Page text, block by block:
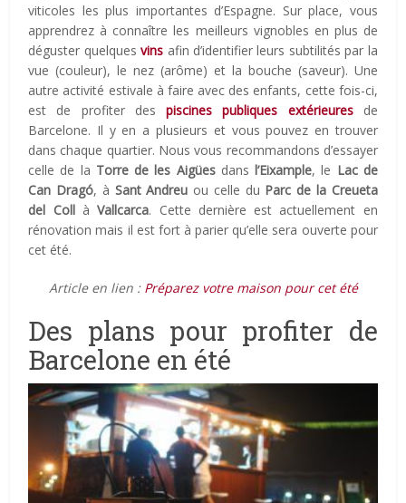
viticoles les plus importantes d’Espagne. Sur place, vous
apprendrez à connaître les meilleurs vignobles en plus de
déguster quelquesvins afin d’identifier leurs subtilités par la
vue (couleur), le nez (arôme) et la bouche (saveur). Une
autre activité estivale à faire avec des enfants, cette fois-ci,
est de profiter despiscines publiques extérieuresde
Barcelone. Il y en a plusieurs et vous pouvez en trouver
dans chaque quartier. Nous vous recommandons d’essayer
celle de la Torre de les Aigüesdansl’Eixample, le Lac de
Can Dragó, à Sant Andreu ou celle du Parc de la Creueta
del CollàVallcarca. Cette dernière est actuellement en
rénovation mais il est fort à parier qu’elle sera ouverte pour
cet été.
Article en lien : Préparez votre maison pour cet été
Des plans pour profiter de
Barcelone en été